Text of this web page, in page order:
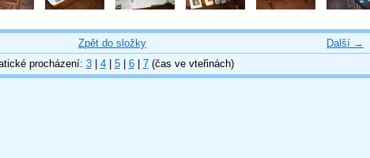
Další →
Zpět do složky
procházení: 3| 4| 5| 6| 7(čas ve vteřinách)